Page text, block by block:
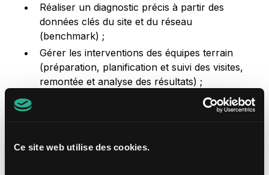
Ce site web utilise des cookies.
Réaliser un diagnostic précis à partir des
données clés du site et du réseau
(benchmark) ;
Gérer les interventions des équipes terrain
(préparation, planification et suivi des visites,
remontée et analyse des résultats) ;
Créer des plans d’action et les piloter dans le
nombre employés, horaires, etc.) ;